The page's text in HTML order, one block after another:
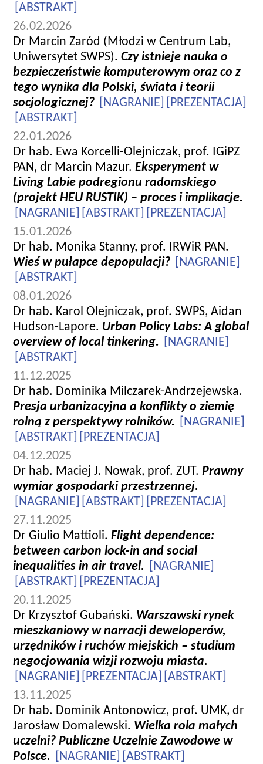
[ABSTRAKT]
26.02.2026
Dr Marcin Zaród (Młodzi w Centrum Lab,
Uniwersytet SWPS). Czy istnieje nauka o
bezpieczeństwie komputerowym oraz co z
tego wynika dla Polski, świata i teorii
socjologicznej?
[NAGRANIE]
[PREZENTACJA]
[ABSTRAKT]
22.01.2026
Dr hab. Ewa Korcelli-Olejniczak, prof. IGiPZ
PAN, dr Marcin Mazur. Eksperyment w
Living Labie podregionu radomskiego
(projekt HEU RUSTIK) – proces i implikacje.
[NAGRANIE]
[ABSTRAKT]
[PREZENTACJA]
15.01.2026
Dr hab. Monika Stanny, prof. IRWiR PAN.
Wieś w pułapce depopulacji?
[NAGRANIE]
[ABSTRAKT]
08.01.2026
Dr hab. Karol Olejniczak, prof. SWPS, Aidan
Hudson-Lapore. Urban Policy Labs: A global
overview of local tinkering.
[NAGRANIE]
[ABSTRAKT]
11.12.2025
Dr hab. Dominika Milczarek-Andrzejewska.
Presja urbanizacyjna a konflikty o ziemię
rolną z perspektywy rolników.
[NAGRANIE]
[ABSTRAKT]
[PREZENTACJA]
04.12.2025
Dr hab. Maciej J. Nowak, prof. ZUT. Prawny
wymiar gospodarki przestrzennej.
[NAGRANIE]
[ABSTRAKT]
[PREZENTACJA]
27.11.2025
Dr Giulio Mattioli. Flight dependence:
between carbon lock-in and social
inequalities in air travel.
[NAGRANIE]
[ABSTRAKT]
[PREZENTACJA]
20.11.2025
Dr Krzysztof Gubański. Warszawski rynek
mieszkaniowy w narracji deweloperów,
urzędników i ruchów miejskich – studium
negocjowania wizji rozwoju miasta.
[NAGRANIE]
[PREZENTACJA]
[ABSTRAKT]
13.11.2025
Dr hab. Dominik Antonowicz, prof. UMK, dr
Jarosław Domalewski. Wielka rola małych
uczelni? Publiczne Uczelnie Zawodowe w
Polsce.
[NAGRANIE]
[ABSTRAKT]